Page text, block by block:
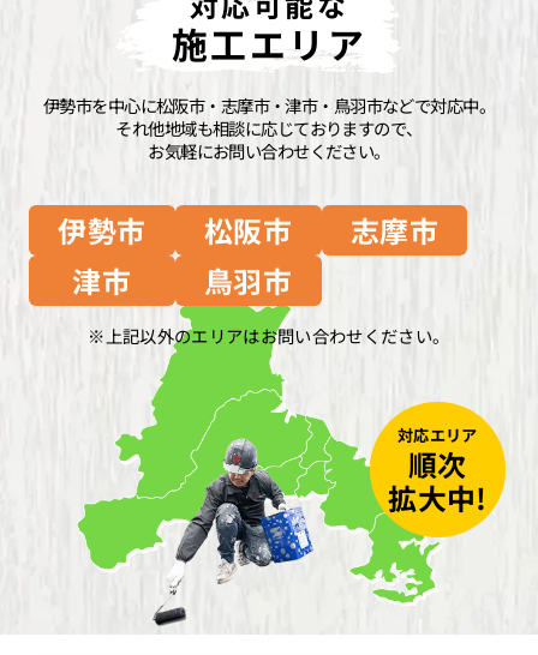
施工エリア
伊勢市を中心に松阪市・志摩市・津市・鳥羽市などで対応中。
それ他地域も相談に応じておりますので、
お気軽にお問い合わせください。
伊勢市 松阪市
志摩市
津市
鳥羽市
上記以外のエリアはお問い合わせください。
対応エリア
順次
拡大中!